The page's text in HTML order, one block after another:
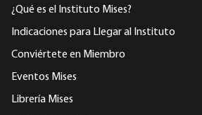
¿Qué es el Instituto Mises?
Indicaciones para Llegar al Instituto
Conviértete en Miembro
Eventos Mises
Librería Mises